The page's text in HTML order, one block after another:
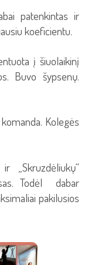
patenkintas ir
koeficientu.
į šiuolaikinį
Buvo šypsenų.
Kolegės
„Skruzdėliukų“
Todėl dabar
pakilusios